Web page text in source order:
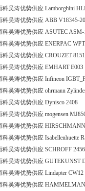
科吴涛优势供应 Lamborghini
科吴涛优势供应 ABB V18345-
科吴涛优势供应 ASUTEC ASM-
科吴涛优势供应 ENERPAC
科吴涛优势供应 CROUZET
科吴涛优势供应 EMHART E003
科吴涛优势供应 Infineon
科吴涛优势供应 ohrmann
科吴涛优势供应 Dynisco 2408
科吴涛优势供应 mogensen
科吴涛优势供应
科吴涛优势供应 Isabellenhuette
科吴涛优势供应 SCHROFF
科吴涛优势供应 GUTEKUNST
科吴涛优势供应 Lindapter
科吴涛优势供应